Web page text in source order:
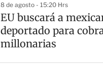
8 de agosto - 15:20 Hrs
EU buscará a
deportado para
millonarias